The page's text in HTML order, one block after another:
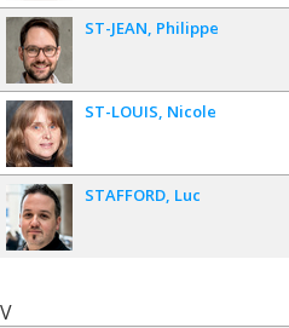
ST-JEAN Philippe
ST-LOUIS Nicole
STAFFORD Luc
V